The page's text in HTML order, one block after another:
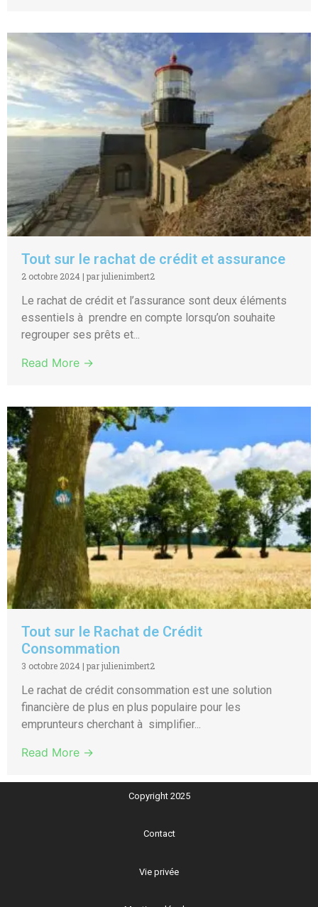
Tout sur le rachat de crédit et assurance
2 octobre 2024 | par julienimbert2
Le rachat de crédit et l’assurance sont deux éléments
essentiels à prendre en compte lorsqu’on souhaite
regrouper ses prêts et...
Read More →
Tout sur le Rachat de Crédit
Consommation
3 octobre 2024 | par julienimbert2
Le rachat de crédit consommation est une solution
financière de plus en plus populaire pour les
emprunteurs cherchant à simplifier...
Read More →
Copyright 2025
Contact
Vie privée